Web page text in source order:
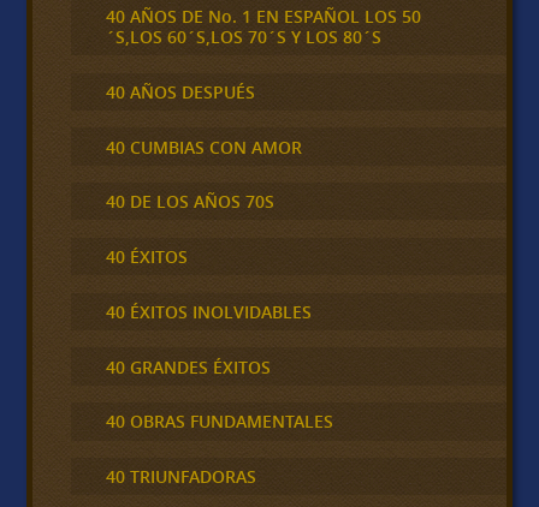
40 AÑOS DE No. 1 EN ESPAÑOL LOS 50
´S,LOS 60´S,LOS 70´S Y LOS 80´S
40 AÑOS DESPUÉS
40 CUMBIAS CON AMOR
40 DE LOS AÑOS 70S
40 ÉXITOS
40 ÉXITOS INOLVIDABLES
40 GRANDES ÉXITOS
40 OBRAS FUNDAMENTALES
40 TRIUNFADORAS